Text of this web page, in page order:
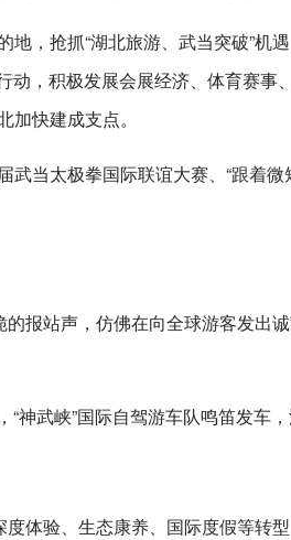
，抢抓“湖北旅游、武当突破”机
，积极发展会展经济、体育赛事
快建成支点。
当太极拳国际联谊大赛、“跟着
报站声，仿佛在向全球游客发出
神武峡”国际自驾游车队鸣笛发车，
体验、生态康养、国际度假等转